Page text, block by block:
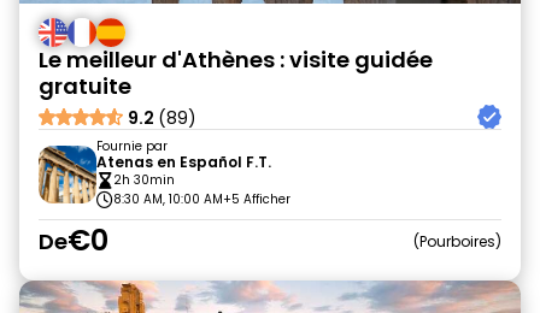
Le meilleur d'Athènes : visite guidée
gratuite
9.2 (89)
Fournie par
Atenas en Español F.T.
2h 30min
8:30 AM, 10:00 AM+5 Afficher
De€0 Pourboires